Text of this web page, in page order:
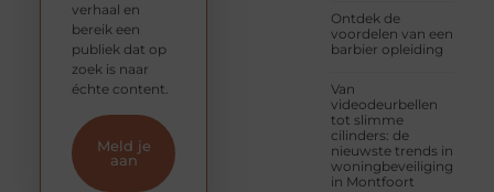
Ontdek de
voordelen van een
barbier opleiding
Van
videodeurbellen
tot slimme
cilinders: de
nieuwste trends in
woningbeveiliging
in Montfoort
verhaal en
bereik een
publiek dat op
zoek is naar
échte content.
Meld je
aan